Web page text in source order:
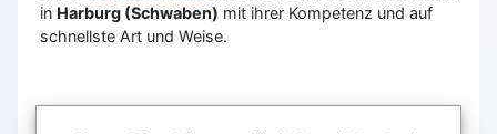
in Harburg (Schwaben) mit ihrer Kompetenz und auf
schnellste Art und Weise.